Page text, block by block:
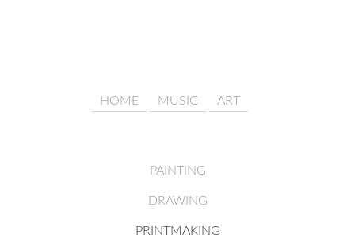
HOME MUSIC ART
PAINTING
DRAWING
PRINTMAKING